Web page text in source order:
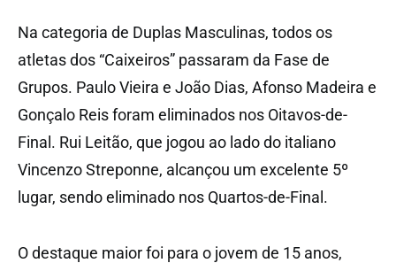
Na categoria de Duplas Masculinas, todos os
atletas dos “Caixeiros” passaram da Fase de
Grupos. Paulo Vieira e João Dias, Afonso Madeira e
Gonçalo Reis foram eliminados nos Oitavos-de-
Final. Rui Leitão, que jogou ao lado do italiano
Vincenzo Streponne, alcançou um excelente 5º
lugar, sendo eliminado nos Quartos-de-Final.
O destaque maior foi para o jovem de 15 anos,